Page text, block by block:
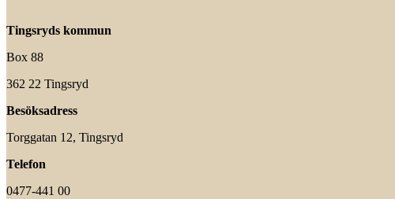
Tingsryds kommun
Box 88
362 22 Tingsryd
Besöksadress
Torggatan 12, Tingsryd
Telefon
0477-441 00